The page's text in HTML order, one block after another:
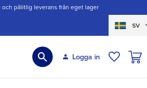
och pålitlig leverans från eget lager
SV
Logga in